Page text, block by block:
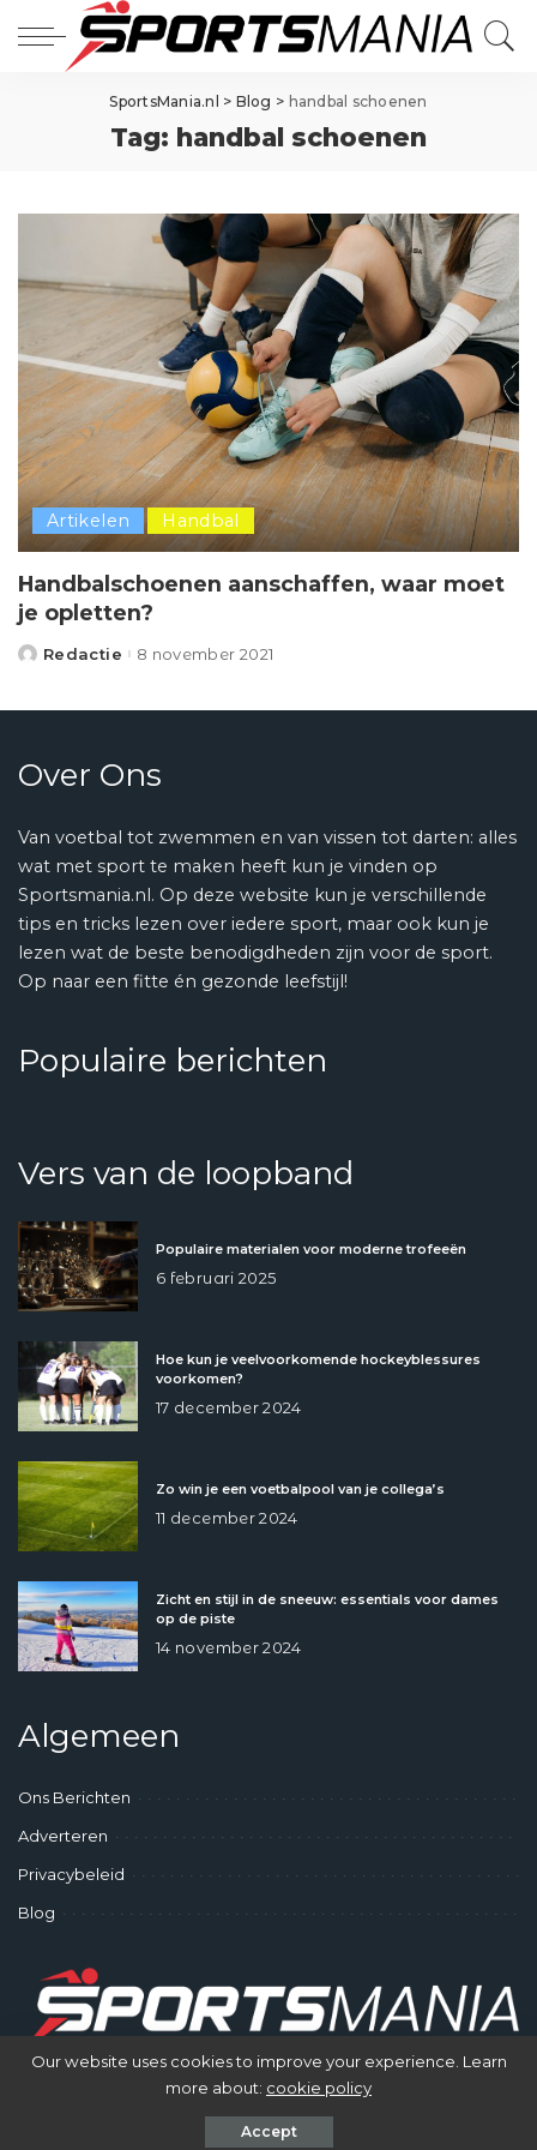
SportsMania.nl > Blog > handbal schoenen
Tag: handbal schoenen
Artikelen Handbal
Handbalschoenen aanschaffen, waar moet
je opletten?
Posted
Redactie 8 november 2021
Over Ons
Van voetbal tot zwemmen en van vissen tot darten: alles
wat met sport te maken heeft kun je vinden op
Sportsmania.nl. Op deze website kun je verschillende
tips en tricks lezen over iedere sport, maar ook kun je
lezen wat de beste benodigdheden zijn voor de sport.
Op naar een fitte én gezonde leefstijl!
Populaire berichten
Vers van de loopband
Populaire materialen voor moderne trofeeën
6 februari 2025
Hoe kun je veelvoorkomende hockeyblessures
voorkomen?
17 december 2024
Zo win je een voetbalpool van je collega’s
11 december 2024
Zicht en stijl in de sneeuw: essentials voor dames
op de piste
14 november 2024
Algemeen
Ons Berichten
Adverteren
Privacybeleid
Blog
© SportsMania - Gek op Sporten
Our website uses cookies to improve your experience. Learn
more about: cookie policy
Accept